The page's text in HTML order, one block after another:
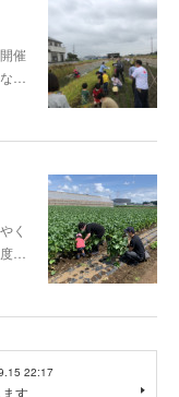
催
…
く
…
22:17
す